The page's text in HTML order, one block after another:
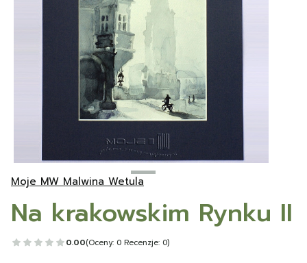
Moje MW Malwina Wetula
Na krakowskim Rynku II
0.00(Oceny: 0 Recenzje: 0)